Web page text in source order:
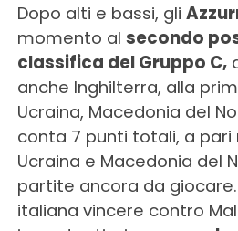
Dopo alti e bassi, gli
momento al secondo
classifica del Gruppo C,
anche Inghilterra, alla
Ucraina, Macedonia del
conta 7 punti totali, a
Ucraina e Macedonia del
partite ancora da giocare.
italiana vincere contro